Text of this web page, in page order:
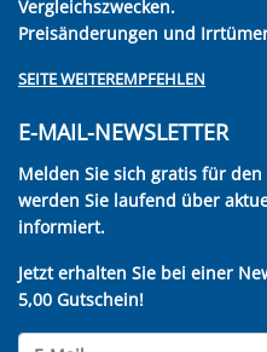
Vergleichszwecken.
Preisänderungen und
SEITE WEITEREMPFEHLEN
E-MAIL-NEWSLETTER
Melden Sie sich gratis für den
werden Sie laufend über
informiert.
Jetzt erhalten Sie bei einer
5,00 Gutschein!